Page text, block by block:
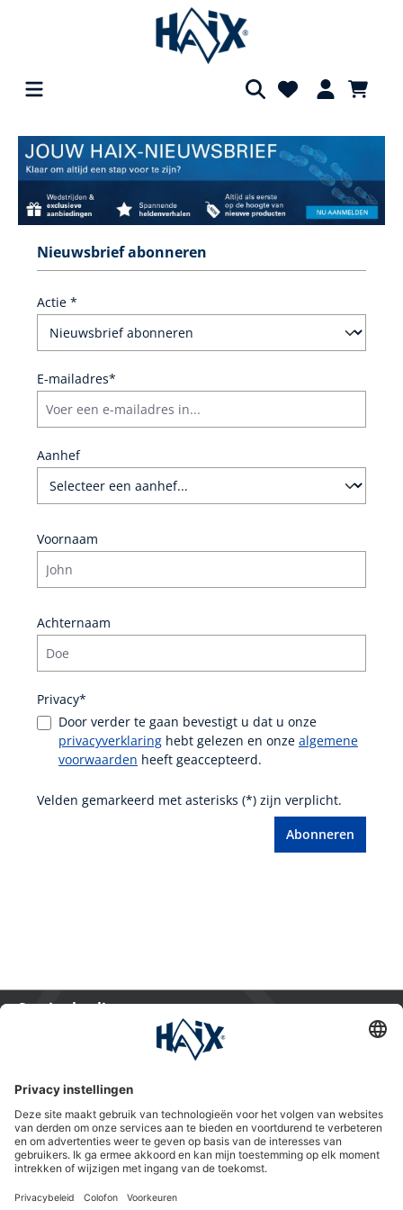
Nieuwsbrief abonneren
Actie *
E-mailadres*
Aanhef
Voornaam
Achternaam
Privacy*
Door verder te gaan bevestigt u dat u onze
privacyverklaring hebt gelezen en onze algemene
voorwaarden heeft geaccepteerd.
Velden gemarkeerd met asterisks (*) zijn verplicht.
Abonneren
Service hotline
HAIX Group
Shop Service
Nieuwsbrief